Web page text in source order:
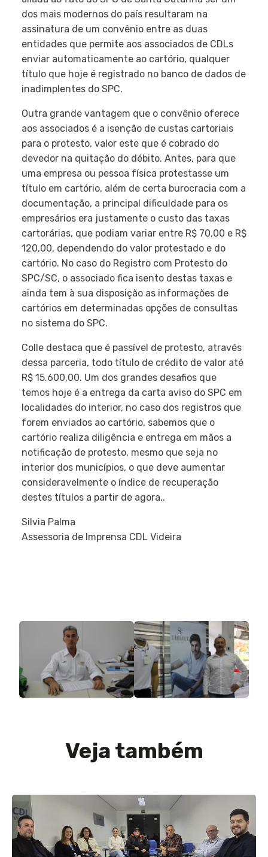
dos mais modernos do país resultaram na
assinatura de um convênio entre as duas
entidades que permite aos associados de CDLs
enviar automaticamente ao cartório, qualquer
título que hoje é registrado no banco de dados de
inadimplentes do SPC.
Outra grande vantagem que o convênio oferece
aos associados é a isenção de custas cartoriais
para o protesto, valor este que é cobrado do
devedor na quitação do débito. Antes, para que
uma empresa ou pessoa física protestasse um
título em cartório, além de certa burocracia com a
documentação, a principal dificuldade para os
empresários era justamente o custo das taxas
cartorárias, que podiam variar entre R$ 70,00 e R$
120,00, dependendo do valor protestado e do
cartório. No caso do Registro com Protesto do
SPC/SC, o associado fica isento destas taxas e
ainda tem à sua disposição as informações de
cartórios em determinadas opções de consultas
no sistema do SPC.
Colle destaca que é passível de protesto, através
dessa parceria, todo título de crédito de valor até
R$ 15.600,00. Um dos grandes desafios que
temos hoje é a entrega da carta aviso do SPC em
localidades do interior, no caso dos registros que
forem enviados ao cartório, sabemos que o
cartório realiza diligência e entrega em mãos a
notificação de protesto, mesmo que seja no
interior dos municípios, o que deve aumentar
consideravelmente o índice de recuperação
destes títulos a partir de agora,.
Silvia Palma
Assessoria de Imprensa CDL Videira
Veja também